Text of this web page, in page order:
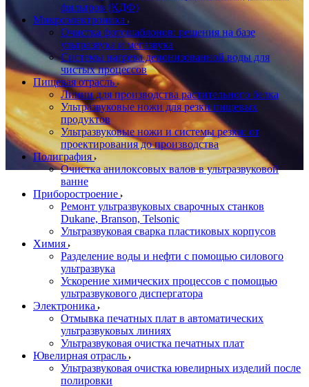
фильтров (КДФ)
Микроэлектроника
Очистка фотошаблонов: решения на базе
ультразвука и мегазвука
Системы нагрева деионизованной воды для
чистых процессов
Пищевая отрасль
Линии для производства растительного белка
Ультразвуковые ножи для резки пищевых
продуктов
Ультразвуковые ножи и системы резки: от
проектирования до производства
Полиграфия
Очистка анилоксовых валов в ультразвуковой
ванне
Приборостроение
Ремонт ультразвуковых сварочных станков
Dukane, Branson, Telsonic
Ультразвуковая сварка пластиковых корпусов
Химия
Разделение воды и нефти с помощью силового
ультразвука
Ускорение химических процессов с помощью
ультразвукового диспергатора
Электроника
Отмывка печатных плат в автоматических
ультразвуковых линиях
Ультразвуковая очистка печатных плат
Ювелирная отрасль
Ультразвуковая очистка ювелирных изделий после
полировки